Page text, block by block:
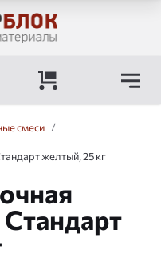
смеси /
желтый, 25 кг